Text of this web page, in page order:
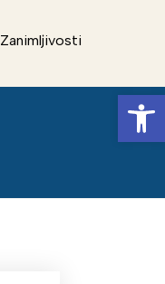
Zanimljivosti